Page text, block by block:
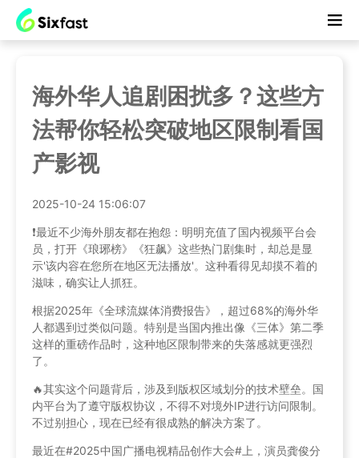
海外华人追剧困扰多？这些方
法帮你轻松突破地区限制看国
产影视
2025-10-24 15:06:07
❗️最近不少海外朋友都在抱怨：明明充值了国内视频平台会
员，打开《琅琊榜》《狂飙》这些热门剧集时，却总是显
示'该内容在您所在地区无法播放'。这种看得见却摸不着的
滋味，确实让人抓狂。
根据2025年《全球流媒体消费报告》，超过68%的海外华
人都遇到过类似问题。特别是当国内推出像《三体》第二季
这样的重磅作品时，这种地区限制带来的失落感就更强烈
了。
🔥其实这个问题背后，涉及到版权区域划分的技术壁垒。国
内平台为了遵守版权协议，不得不对境外IP进行访问限制。
不过别担心，现在已经有很成熟的解决方案了。
最近在#2025中国广播电视精品创作大会#上，演员龚俊分